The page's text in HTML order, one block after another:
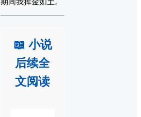
📖 小说
后续全
文阅读